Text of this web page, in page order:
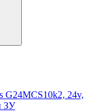
G24MCS10k2, 24v,
ЗУ